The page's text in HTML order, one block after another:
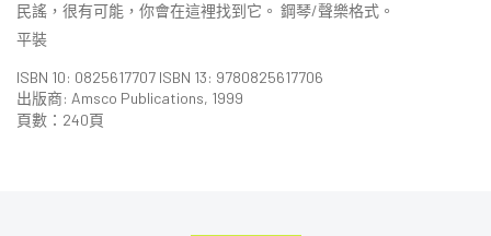
民謠，很有可能，你會在這裡找到它。 鋼琴/聲樂格式。
平裝
ISBN 10: 0825617707 ISBN 13: 9780825617706
出版商: Amsco Publications, 1999
頁數：240頁